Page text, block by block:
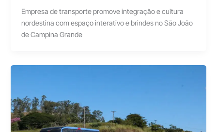
Empresa de transporte promove integração e cultura
nordestina com espaço interativo e brindes no São João
de Campina Grande